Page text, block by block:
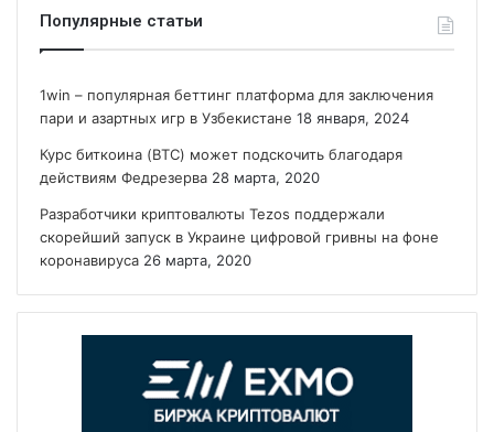
Популярные статьи
1win – популярная беттинг платформа для заключения
пари и азартных игр в Узбекистане 18 января, 2024
Курс биткоина (BTC) может подскочить благодаря
действиям Федрезерва 28 марта, 2020
Разработчики криптовалюты Tezos поддержали
скорейший запуск в Украине цифровой гривны на фоне
коронавируса 26 марта, 2020